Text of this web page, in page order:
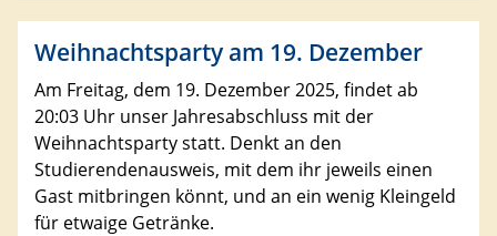
Weihnachtsparty am 19. Dezember
Am Freitag, dem 19. Dezember 2025, findet ab
20:03 Uhr unser Jahresabschluss mit der
Weihnachtsparty statt. Denkt an den
Studierendenausweis, mit dem ihr jeweils einen
Gast mitbringen könnt, und an ein wenig Kleingeld
für etwaige Getränke.